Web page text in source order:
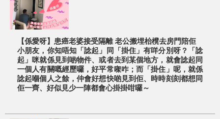
【係愛呀】患癌老婆接受隔離 老公搬埋枱櫈去房門陪佢
小朋友，你知唔知「諗起」同「掛住」有咩分別呀？「諗
起」咪就係見到啲物件、或者去到某個地方，就會諗起同
一個人有關嘅經歷囉，好平常㗎咋；而「掛住」呢，就係
諗起嗰個人之餘，仲會好想快啲見到佢、時時刻刻都想同
佢一齊、好似見少一陣都會心掛掛咁囉～